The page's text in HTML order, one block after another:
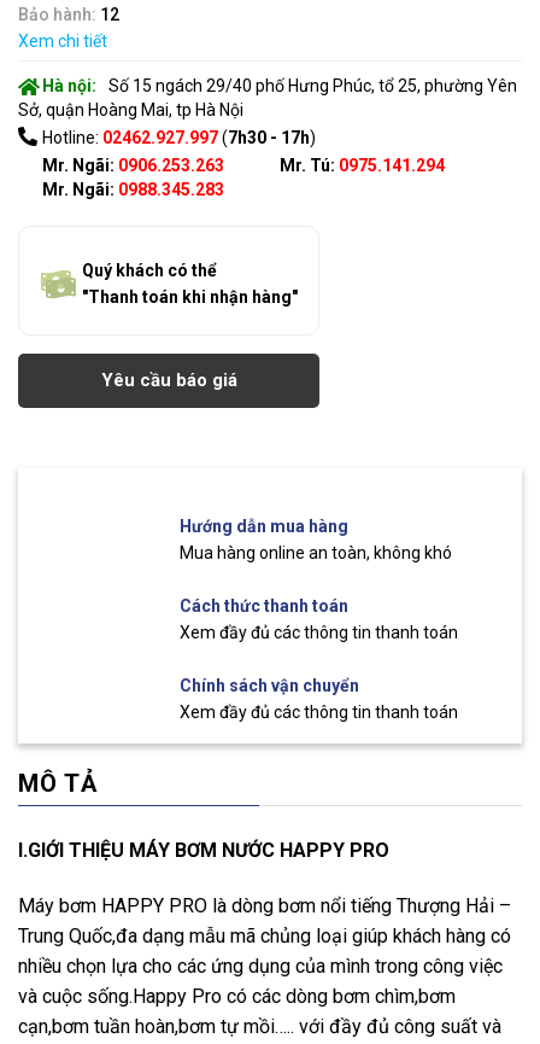
Bảo hành: 12
Xem chi tiết
Hà nội:
Số 15 ngách 29/40 phố Hưng Phúc, tổ 25, phường Yên
Sở, quận Hoàng Mai, tp Hà Nội
Hotline: 02462.927.997(7h30 - 17h)
Mr. Ngãi: 0906.253.263
Mr. Ngãi: 0988.345.283
Mr. Tú: 0975.141.294
Quý khách có thể
"Thanh toán khi nhận hàng"
Yêu cầu báo giá
Hướng dẫn mua hàng
Mua hàng online an toàn, không khó
Cách thức thanh toán
Xem đầy đủ các thông tin thanh toán
Chính sách vận chuyển
Xem đầy đủ các thông tin thanh toán
MÔ TẢ
I.GIỚI THIỆU MÁY BƠM NƯỚC HAPPY PRO
Máy bơm HAPPY PRO là dòng bơm nổi tiếng Thượng Hải –
Trung Quốc,đa dạng mẫu mã chủng loại giúp khách hàng có
nhiều chọn lựa cho các ứng dụng của mình trong công việc
và cuộc sống.Happy Pro có các dòng bơm chìm,bơm
cạn,bơm tuần hoàn,bơm tự mồi….. với đầy đủ công suất và